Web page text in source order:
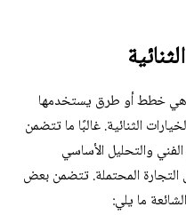
هي خطط أو طرق يستخدمها
الثنائية. غالبًا ما تتضمن
والتحليل الأساسي
المحتملة. تتضمن بعض
ما يلي: